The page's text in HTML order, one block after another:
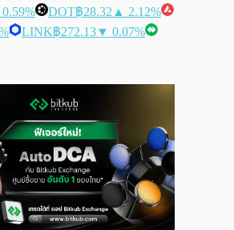
DOT฿28.32 ▲ 2.12%
LINK฿272.13▼ 0.07%